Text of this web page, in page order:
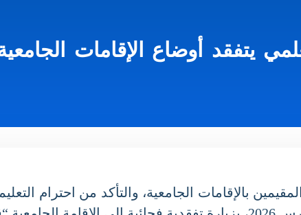
يتفقد أوضاع الإقامات الجامعية
بالإقامات الجامعية، والتأكد من احترام